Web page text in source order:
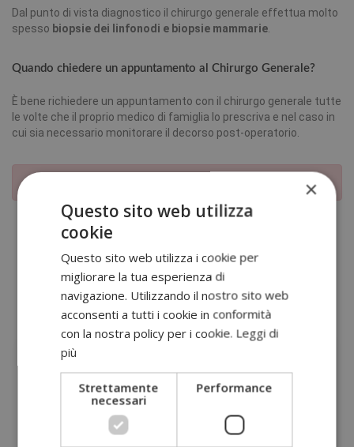
Dal punto di vista diagnostico il chirurgo generale effettua molto
spesso biopsie dei linfonodi e biopsie mammarie
Quando chiedere un appuntamento al Chirurgo Generale?
È bene richiedere un appuntamento con il chirurgo generale tutte
le volte che il proprio medico di famiglia lo prescriva e nel caso in
cui sia necessario monitorare il decorso post-operatorio.
Al momento non è possibile prenotare online, chiamaci!
Dot 41 per la salute
Dottori
×
Questo sito web utilizza
cookie
Questo sito web utilizza i cookie per
migliorare la tua esperienza di
navigazione. Utilizzando il nostro sito web
acconsenti a tutti i cookie in conformità
con la nostra policy per i cookie. Leggi di
più
Strettamente
necessari
Performance